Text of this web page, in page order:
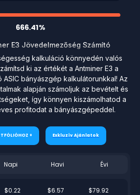
666.41%
E3 Jövedelmezőség Számító
kalkuláció könnyedén valós
ki az értékét a Antminer E3 a
ASIC bányászgép kalkulátorunkkal! Az
alapján számoljuk az bevételt és
így könnyen kiszámolhatod a
profitodat a bányászgépeddel.
+ Exkluzív Ajánlatok
Napi Havi Évi
$0.22 $6.57 $79.92